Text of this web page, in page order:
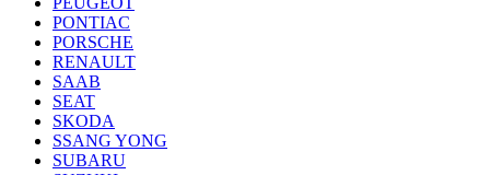
PONTIAC
PORSCHE
RENAULT
SAAB
SEAT
SKODA
SSANG YONG
SUBARU